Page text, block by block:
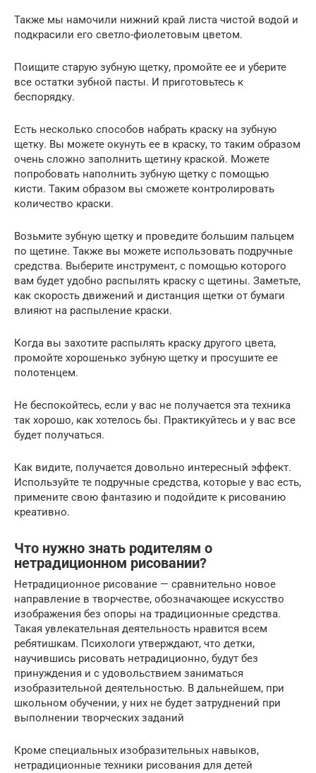
Также мы намочили нижний край листа чистой водой и
подкрасили его светло-фиолетовым цветом.
Поищите старую зубную щетку, промойте ее и уберите
все остатки зубной пасты. И приготовьтесь к
беспорядку.
Есть несколько способов набрать краску на зубную
щетку. Вы можете окунуть ее в краску, то таким образом
очень сложно заполнить щетину краской. Можете
попробовать наполнить зубную щетку с помощью
кисти. Таким образом вы сможете контролировать
количество краски.
Возьмите зубную щетку и проведите большим пальцем
по щетине. Также вы можете использовать подручные
средства. Выберите инструмент, с помощью которого
вам будет удобно распылять краску с щетины. Заметьте,
как скорость движений и дистанция щетки от бумаги
влияют на распыление краски.
Когда вы захотите распылять краску другого цвета,
промойте хорошенько зубную щетку и просушите ее
полотенцем.
Не беспокойтесь, если у вас не получается эта техника
так хорошо, как хотелось бы. Практикуйтесь и у вас все
будет получаться.
Как видите, получается довольно интересный эффект.
Используйте те подручные средства, которые у вас есть,
примените свою фантазию и подойдите к рисованию
креативно.
Что нужно знать родителям о
нетрадиционном рисовании?
Нетрадиционное рисование — сравнительно новое
направление в творчестве, обозначающее искусство
изображения без опоры на традиционные средства.
Такая увлекательная деятельность нравится всем
ребятишкам. Психологи утверждают, что детки,
научившись рисовать нетрадиционно, будут без
принуждения и с удовольствием заниматься
изобразительной деятельностью. В дальнейшем, при
школьном обучении, у них не будет затруднений при
выполнении творческих заданий
Кроме специальных изобразительных навыков,
нетрадиционные техники рисования для детей